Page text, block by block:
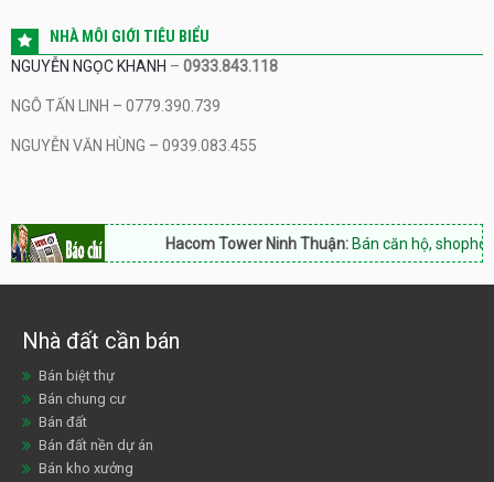
NHÀ MÔI GIỚI TIÊU BIỂU
NGUYỄN NGỌC KHANH – 0933.843.118
NGÔ TẤN LINH – 0779.390.739
NGUYỄN VĂN HÙNG – 0939.083.455
Hacom Tower Ninh Thuận:Bán căn hộ, shophouse,
Nhà đất cần bán
Bán biệt thự
Bán chung cư
Bán đất
Bán đất nền dự án
Bán kho xưởng